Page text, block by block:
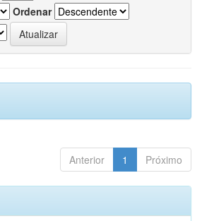
Ordenar
Anterior 1 Próximo